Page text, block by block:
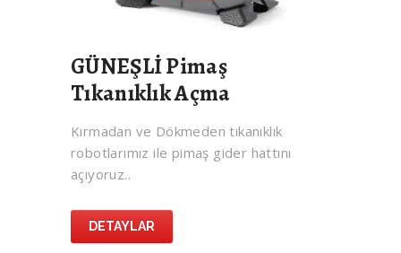
GÜNEŞLİ Pimaş
Tıkanıklık Açma
Kırmadan ve Dökmeden tıkanıklık
robotlarımız ile pimaş gider hattını
açıyoruz..
DETAYLAR